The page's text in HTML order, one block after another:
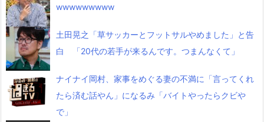
wwwwwwwww
土田晃之「草サッカーとフットサルやめました」と告
白 「20代の若手が来るんです。つまんなくて」
ナイナイ岡村、家事をめぐる妻の不満に「言ってくれ
たら済む話やん」になるみ「バイトやったらクビや
で」